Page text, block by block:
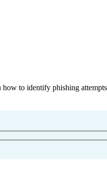
to identify phishing